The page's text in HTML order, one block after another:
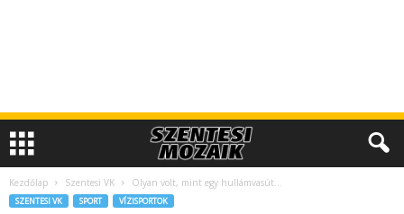
Kezdőlap Szentesi VK Olyan volt, mint egy hullámvasút…
SZENTESI VK SPORT VÍZISPORTOK